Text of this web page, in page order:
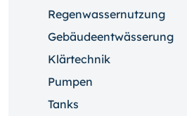
Regenwassernutzung
Gebäudeentwässerung
Klärtechnik
Pumpen
Tanks